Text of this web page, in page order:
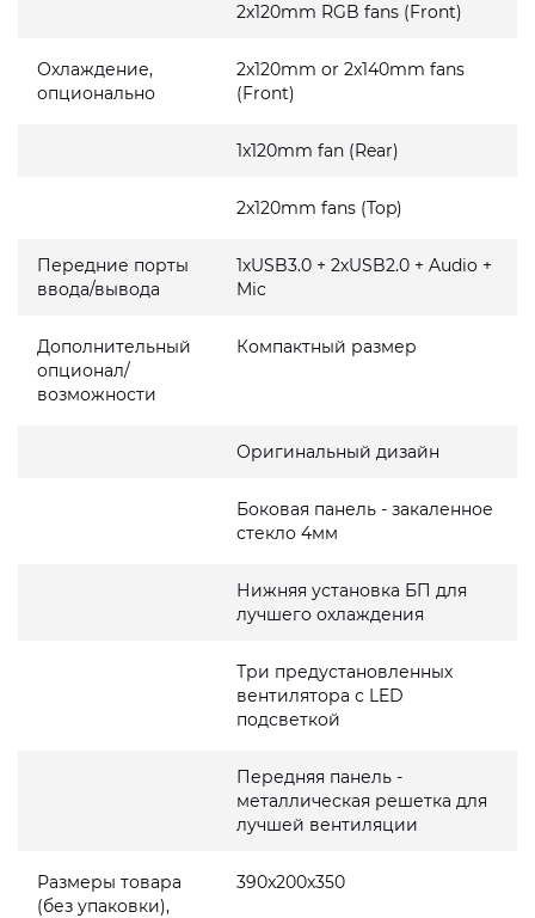
2x120mm RGB fans (Front)
Охлаждение,
опционально
2x120mm or 2x140mm fans
(Front)
1x120mm fan (Rear)
2x120mm fans (Top)
Передние порты
ввода/вывода
1хUSB3.0 + 2хUSB2.0 + Audio +
Mic
Дополнительный
опционал/
возможности
Компактный размер
Оригинальный дизайн
Боковая панель - закаленное
стекло 4мм
Нижняя установка БП для
лучшего охлаждения
Три предустановленных
вентилятора с LED
подсветкой
Передняя панель -
металлическая решетка для
лучшей вентиляции
Размеры товара
(без упаковки),
390x200x350